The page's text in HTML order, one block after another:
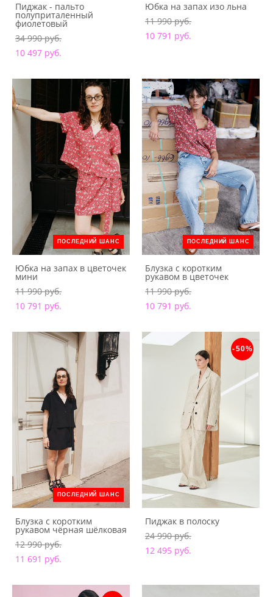
Пиджак - пальто
полуприталенный
фиолетовый
34 990 pуб.
10 497 pуб.
Юбка на запах изо льна
11 990 pуб.
10 791 pуб.
ПОСЛЕДНИЙ ШАНС
Юбка на запах в цветочек
мини
11 990 pуб.
10 791 pуб.
ПОСЛЕДНИЙ ШАНС
Блузка с коротким
рукавом в цветочек
11 990 pуб.
10 791 pуб.
ПОСЛЕДНИЙ ШАНС
Блузка с коротким
рукавом чёрная шёлковая
12 990 pуб.
11 691 pуб.
-50%
Пиджак в полоску
24 990 pуб.
12 495 pуб.